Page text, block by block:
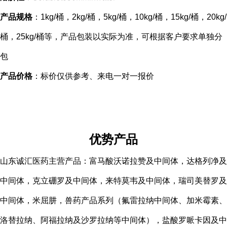
产品规格：1kg/桶，2kg/桶，5kg/桶，10kg/桶，15kg/桶，20kg/
桶，25kg/桶等，产品包装以实际为准，可根据客户要求单独分
包
产品价格：标价仅供参考、来电一对一报价
优势产品
山东诚汇医药主营产品：富马酸沃诺拉赞及中间体，达格列净及
中间体，克立硼罗及中间体，来特莫韦及中间体，瑞司美替罗及
中间体，米屈肼，兽药产品系列（氟雷拉纳中间体、加米霉素、
洛替拉纳、阿福拉纳及沙罗拉纳等中间体），盐酸罗哌卡因及中